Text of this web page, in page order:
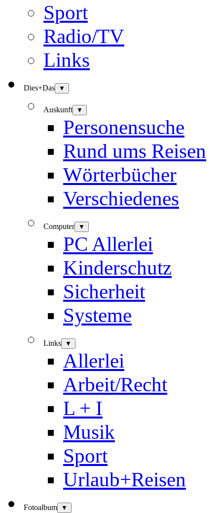
Sport
Radio/TV
Links
Dies+Das ▼
Auskunft ▼
Personensuche
Rund ums Reisen
Wörterbücher
Verschiedenes
Computer ▼
PC Allerlei
Kinderschutz
Sicherheit
Systeme
Links ▼
Allerlei
Arbeit/Recht
L + I
Musik
Sport
Urlaub+Reisen
Fotoalbum ▼